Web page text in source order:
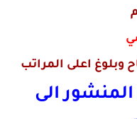
وبلوغ اعلى المراتب
الى